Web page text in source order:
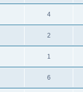
4
2
1
6